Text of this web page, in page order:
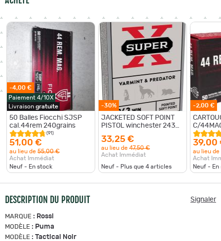
-4,00 €
Paiement 4/10X
Livraison gratuite
50 Balles Fiocchi SJSP
cal.44rem 240grains
(91)
51,00 €
au lieu de 55,00 €
Achat Immédiat
Neuf - En stock
-30%
JACKETED SOFT POINT
PISTOL winchester 243
gr
33,25 €
au lieu de 47,50 €
Achat Immédiat
Neuf - Plus que 4 articles
-2,00 €
C/
39,00
au lieu de
Achat
Neuf - En
DESCRIPTION DU PRODUIT Signaler
MARQUE : Rossi
MODÈLE : Puma
MODÈLE : Tactical Noir